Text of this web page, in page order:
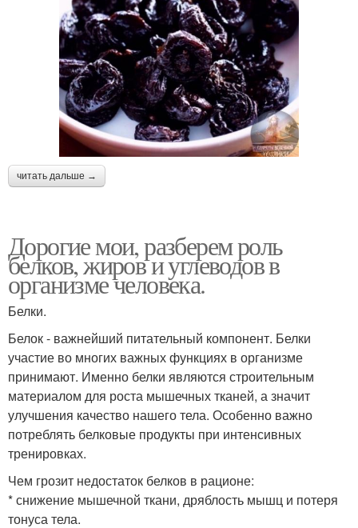
читать дальше →
Дорогие мои, разберем роль
белков, жиров и углеводов в
организме человека.
Белки.
Белок - важнейший питательный компонент. Белки
участие во многих важных функциях в организме
принимают. Именно белки являются строительным
материалом для роста мышечных тканей, а значит
улучшения качество нашего тела. Особенно важно
потреблять белковые продукты при интенсивных
тренировках.
Чем грозит недостаток белков в рационе:
* снижение мышечной ткани, дряблость мышц и потеря
тонуса тела.